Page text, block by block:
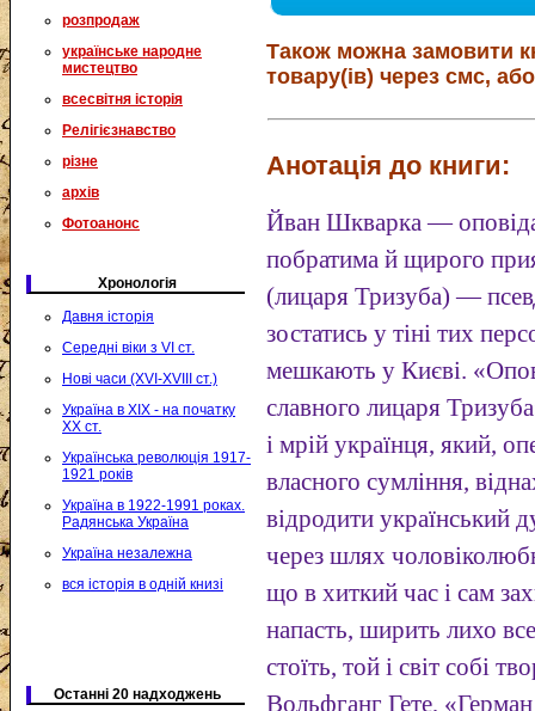
розпродаж
українське народне
мистецтво
всесвітня історія
Релігієзнавство
різне
архів
Фотоанонс
Хронологія
Давня історія
Середні віки з VI ст.
Нові часи (XVI-XVIII ст.)
Україна в XIX - на початку
XX ст.
Українська революція 1917-
1921 років
Україна в 1922-1991 роках.
Радянська Україна
Україна незалежна
вся історія в одній книзі
Останні 20 надходжень
Також можна замовити
товару(ів) через смс,
Анотація до книги:
Йван Шкварка —
побратима й щирого
(лицаря Тризуба) —
зостатись у тіні тих
мешкають у Києві.
славного лицаря
і мрій українця, який,
власного сумління,
відродити український
через шлях
що в хиткий час і сам
напасть, ширить лихо
стоїть, той і світ собі
Вольфганг Гете,